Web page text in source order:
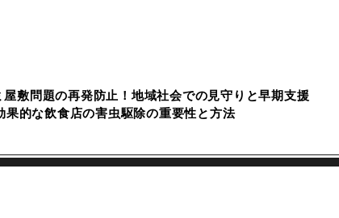
屋敷問題の再発防止！地域社会での見守りと早期支援
果的な飲食店の害虫駆除の重要性と方法